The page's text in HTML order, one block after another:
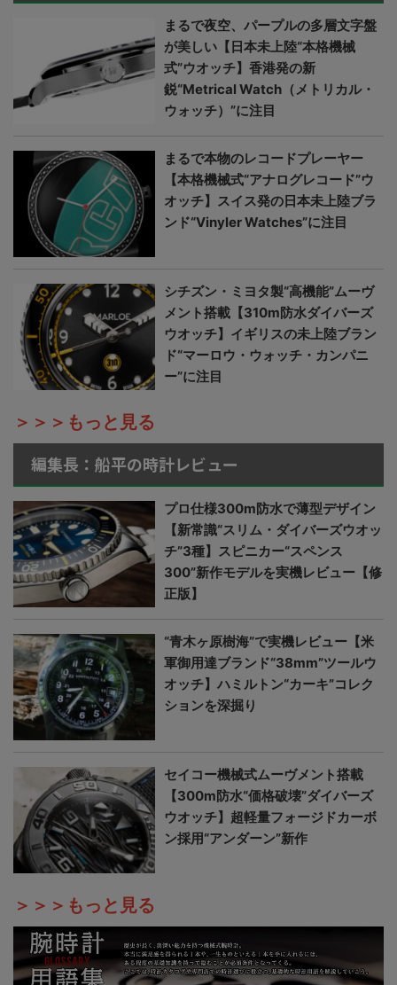
まるで夜空、パープルの多層文字盤
が美しい【日本未上陸“本格機械
式”ウオッチ】香港発の新
鋭“Metrical Watch（メトリカル・
ウォッチ）”に注目
まるで本物のレコードプレーヤー
【本格機械式“アナログレコード”ウ
オッチ】スイス発の日本未上陸ブラ
ンド“Vinyler Watches”に注目
シチズン・ミヨタ製“高機能”ムーヴ
メント搭載【310m防水ダイバーズ
ウオッチ】イギリスの未上陸ブラン
ド“マーロウ・ウォッチ・カンパニ
ー”に注目
＞＞＞もっと見る
編集長：船平の時計レビュー
プロ仕様300m防水で薄型デザイン
【新常識“スリム・ダイバーズウオッ
チ”3種】スピニカー“スペンス
300”新作モデルを実機レビュー【修
正版】
“青木ヶ原樹海”で実機レビュー【米
軍御用達ブランド“38mm”ツールウ
オッチ】ハミルトン“カーキ”コレク
ションを深掘り
セイコー機械式ムーヴメント搭載
【300m防水“価格破壊”ダイバーズ
ウオッチ】超軽量フォージドカーボ
ン採用“アンダーン”新作
＞＞＞もっと見る